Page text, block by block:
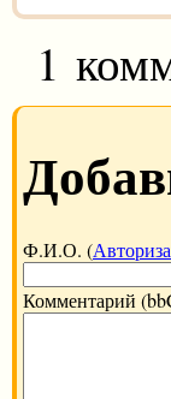
1
Ф.И.О. (
Комментарий